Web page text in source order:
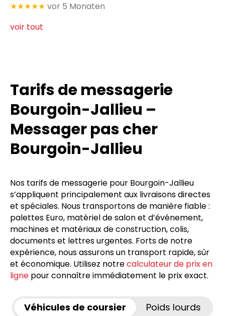
★★★★★ vor 5 Monaten
voir tout
Tarifs de messagerie
Bourgoin-Jallieu –
Messager pas cher
Bourgoin-Jallieu
Nos tarifs de messagerie pour Bourgoin-Jallieu
s’appliquent principalement aux livraisons directes
et spéciales. Nous transportons de manière fiable :
palettes Euro, matériel de salon et d’événement,
machines et matériaux de construction, colis,
documents et lettres urgentes. Forts de notre
expérience, nous assurons un transport rapide, sûr
et économique. Utilisez notrecalculateur de prix en
ligne pour connaître immédiatement le prix exact.
Véhicules de coursier Poids lourds